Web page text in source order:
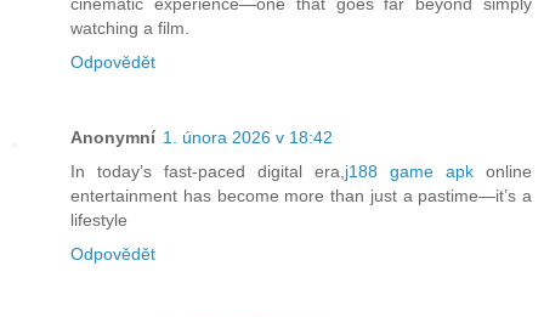
watching a film.
Odpovědět
Anonymní 1. února 2026 v 18:42
In today’s fast-paced digital era, j188 game apk online
entertainment has become more than just a pastime—it’s a
lifestyle
Odpovědět